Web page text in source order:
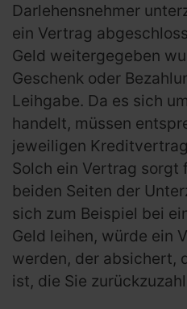
Darlehensnehmer
ein Vertrag
Geld weitergegeben
Geschenk oder
Leihgabe. Da es sich
handelt, müssen
jeweiligen
Solch ein Vertrag sorgt
beiden Seiten der
sich zum Beispiel bei
Geld leihen, würde ein
werden, der absichert,
ist, die Sie